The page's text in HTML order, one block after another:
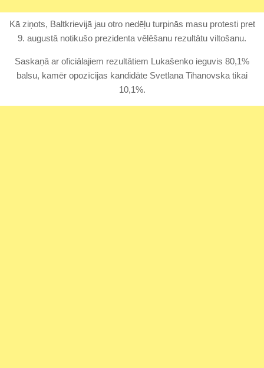
Kā ziņots, Baltkrievijā jau otro nedēļu turpinās masu protesti pret
9. augustā notikušo prezidenta vēlēšanu rezultātu viltošanu.
Saskaņā ar oficiālajiem rezultātiem Lukašenko ieguvis 80,1%
balsu, kamēr opozīcijas kandidāte Svetlana Tihanovska tikai
10,1%.